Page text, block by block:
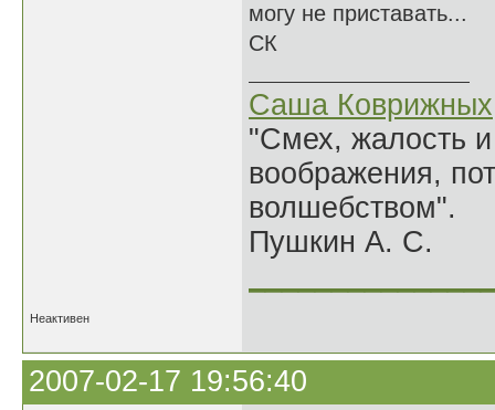
могу не приставать...
СК
Саша Коврижных
"Смех, жалость
воображения,
волшебством".
Пушкин А. С.
Неактивен
2007-02-17 19:56:40